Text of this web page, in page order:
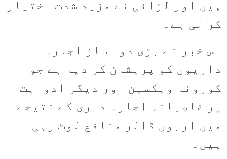
ہیں اور لڑائی نے مزید شدت اختیار
کر لی ہے۔
اس خبر نے بڑی دوا ساز اجارہ
داریوں کو پریشان کر دیا ہے جو
کورونا ویکسین اور دیگر ادوایت
پر غاصبانہ اجارہ داری کے نتیجے
میں اربوں ڈالر منافع لوٹ رہی
ہیں۔